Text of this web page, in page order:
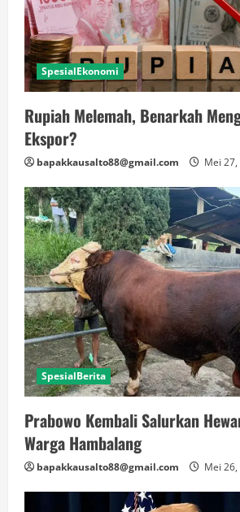
SpesialEkonomi
Rupiah Melemah, Benarkah
Ekspor?
bapakkausalto88@gmail.com Mei
SpesialBerita
Prabowo Kembali Salurkan
Warga Hambalang
bapakkausalto88@gmail.com Mei